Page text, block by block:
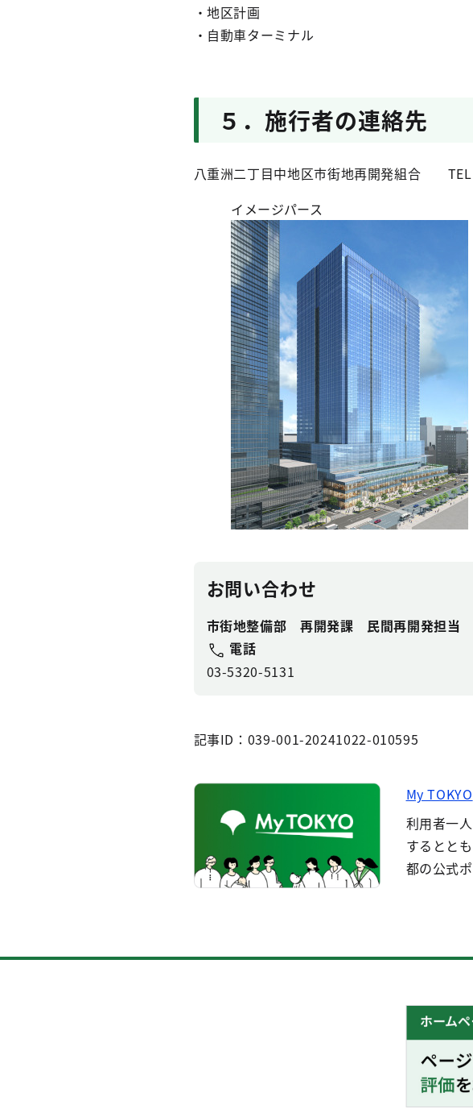
・地区計画
・自動車ターミナル
５．施行者の連絡先
八重洲二丁目中地区市街地再開発組合 TEL
イメージパース
お問い合わせ
市街地整備部 再開発課 民間再開発担当
電話
03-5320-5131
記事ID：039-001-20241022-010595
My TOKYO
利用者一
するとと
都の公式